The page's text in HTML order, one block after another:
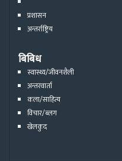
प्रशासन
अन्तर्राष्ट्रिय
बिबिध
स्वास्थ्य/जीवनशैली
अन्तरवार्ता
कला/साहित्य
विचार/ब्लग
खेलकुद